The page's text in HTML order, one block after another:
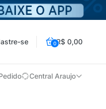
se 0R$ 0,00
Central Araujo